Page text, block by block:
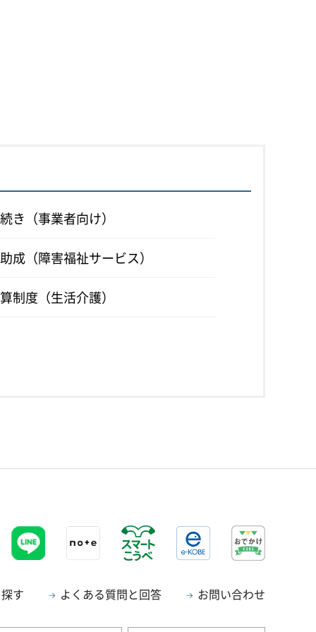
き（事業者向け）
成（障害福祉サービス）
制度（生活介護）
す よくある質問と回答 お問い合わせ